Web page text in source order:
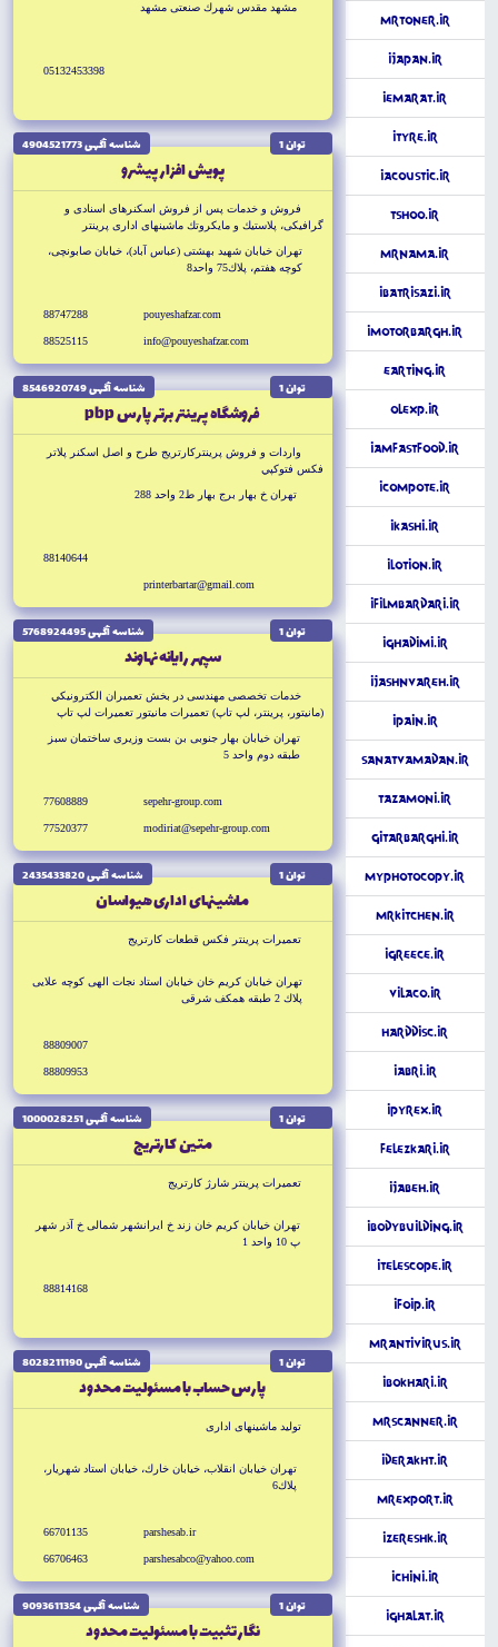
MrToner.ir
iJapan.ir
iEmarat.ir
iTyre.ir
iAcoustic.ir
tShoo.ir
MrNama.ir
iBatriSazi.ir
iMotorBargh.ir
Earting.ir
OlExp.ir
iAmFastfood.ir
iCompote.ir
iKashi.ir
iLotion.ir
iFilmBardari.ir
iGhadimi.ir
iJashnvareh.ir
iPain.ir
SanatVaMadan.ir
Tazamoni.ir
GitarBarghi.ir
MyPhotoCopy.ir
MrKitchen.ir
iGreece.ir
VilaCo.ir
HardDisc.ir
iAbri.ir
iPyrex.ir
Felezkari.ir
iJabeh.ir
iBodyBuilding.ir
iTelescope.ir
iFoip.ir
MrAntivirus.ir
iBokhari.ir
MrScanner.ir
iDerakht.ir
MrExport.ir
iZereshk.ir
iChini.ir
iGhalat.ir
مشهد مقدس شهرك صنعتى مشهد
05132453398
توان 1 شناسه آگهى 4904521773
پويش افزار پيشرو
فروش و خدمات پس از فروش اسكنرهاى اسنادى و
گرافيكى، پلاستيك و مايكروتك ماشينهاى ادارى پرينتر
تهران خيابان شهيد بهشتى (عباس آباد)، خيابان صابونچى،
كوچه هفتم، پلاك75 واحد8
pouyeshafzar.com
info@pouyeshafzar.com
88747288
88525115
توان 1 شناسه آگهى 8546920749
فروشگاه پرينتر برتر پارس pbp
واردات و فروش پرينتركارتريج طرح و اصل اسكنر پلاتر
فكس فتوكپي
تهران خ بهار برج بهار ط2 واحد 288
printerbartar@gmail.com
88140644
توان 1 شناسه آگهى 5768924495
سپهر رايانه نهاوند
خدمات تخصصى مهندسى در بخش تعميران الكترونيكي
(مانيتور، پرينتر، لپ تاپ) تعميرات مانيتور تعميرات لپ تاپ
تهران خيابان بهار جنوبى بن بست وزيرى ساختمان سبز
طبقه دوم واحد 5
sepehr-group.com
modiriat@sepehr-group.com
77608889
77520377
توان 1 شناسه آگهى 2435433820
ماشينهاى ادارى هيواسان
تعميرات پرينتر فكس قطعات كارتريج
تهران خيابان كريم خان خيابان استاد نجات الهى كوچه علايى
پلاك 2 طبقه همكف شرقى
88809007
88809953
توان 1 شناسه آگهى 1000028251
متين كارتريج
تعميرات پرينتر شارژ كارتريج
تهران خيابان كريم خان زند خ ايرانشهر شمالى خ آذر شهر
پ 10 واحد 1
88814168
توان 1 شناسه آگهى 8028211190
پارس حساب با مسئوليت محدود
توليد ماشينهاى ادارى
تهران خيابان انقلاب، خيابان خارك، خيابان استاد شهريار،
پلاك6
parshesab.ir
parshesabco@yahoo.com
66701135
66706463
توان 1 شناسه آگهى 9093611354
نگار تثبيت با مسئوليت محدود